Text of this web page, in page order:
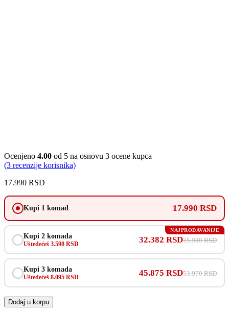
Ocenjeno 4.00 od 5 na osnovu 3 ocene kupca
(3 recenzije korisnika)
17.990 RSD
Kupi 1 komad 17.990 RSD
Kupi 2 komada
Uštedećeš 3.598 RSD 32.382 RSD35.980 RSD
NAJPRODAVANIJE
Kupi 3 komada
Uštedećeš 8.095 RSD 45.875 RSD53.970 RSD
Dodaj u korpu